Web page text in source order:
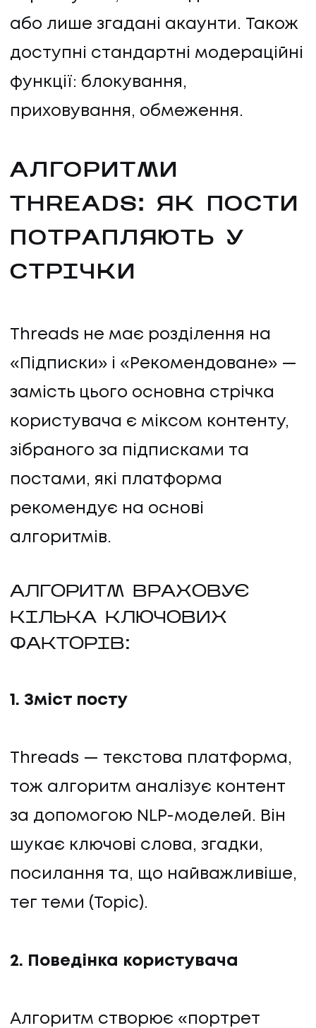
або лише згадані акаунти. Також
доступні стандартні модераційні
функції: блокування,
приховування, обмеження.
АЛГОРИТМИ
THREADS: ЯК ПОСТИ
ПОТРАПЛЯЮТЬ У
СТРІЧКИ
Threads не має розділення на
«Підписки» і «Рекомендоване» —
замість цього основна стрічка
користувача є міксом контенту,
зібраного за підписками та
постами, які платформа
рекомендує на основі
алгоритмів.
АЛГОРИТМ ВРАХОВУЄ
КІЛЬКА КЛЮЧОВИХ
ФАКТОРІВ:
1. Зміст посту
Threads — текстова платформа,
тож алгоритм аналізує контент
за допомогою NLP-моделей. Він
шукає ключові слова, згадки,
посилання та, що найважливіше,
тег теми (Topic).
2. Поведінка користувача
Алгоритм створює «портрет